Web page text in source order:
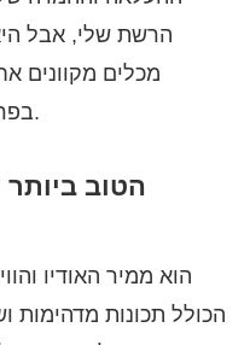
הרשת שלי, אבל
מכלים מקוונים
בפרסומות, ממש לא אטרקטיביות.
הכולל תכונות מדהימות